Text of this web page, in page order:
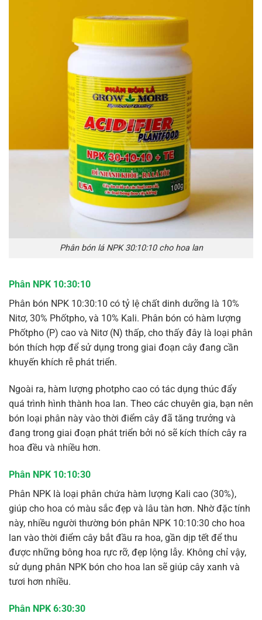
Phân bón lá NPK 30:10:10 cho hoa lan
Phân NPK 10:30:10
Phân bón NPK 10:30:10 có tỷ lệ chất dinh dưỡng là 10%
Nitơ, 30% Phốtpho, và 10% Kali. Phân bón có hàm lượng
Phốtpho (P) cao và Nitơ (N) thấp, cho thấy đây là loại phân
bón thích hợp để sử dụng trong giai đoạn cây đang cần
khuyến khích rễ phát triển.
Ngoài ra, hàm lượng photpho cao có tác dụng thúc đẩy
quá trình hình thành hoa lan. Theo các chuyên gia, bạn nên
bón loại phân này vào thời điểm cây đã tăng trưởng và
đang trong giai đoạn phát triển bởi nó sẽ kích thích cây ra
hoa đều và nhiều hơn.
Phân NPK 10:10:30
Phân NPK là loại phân chứa hàm lượng Kali cao (30%),
giúp cho hoa có màu sắc đẹp và lâu tàn hơn. Nhờ đặc tính
này, nhiều người thường bón phân NPK 10:10:30 cho hoa
lan vào thời điểm cây bắt đầu ra hoa, gần dịp tết để thu
được những bông hoa rực rỡ, đẹp lộng lẫy. Không chỉ vậy,
sử dụng phân NPK bón cho hoa lan sẽ giúp cây xanh và
tươi hơn nhiều.
Phân NPK 6:30:30